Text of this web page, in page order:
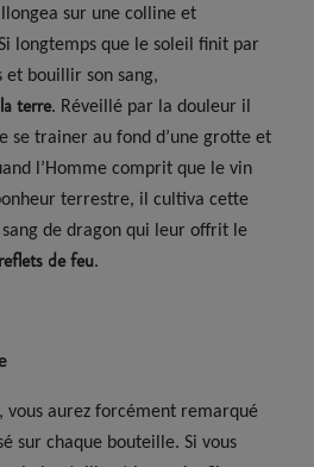
sur une colline et
longtemps que le soleil finit par
et bouillir son sang,
terre. Réveillé par la douleur il
se trainer au fond d’une grotte et
l’Homme comprit que le vin
terrestre, il cultiva cette
de dragon qui leur offrit le
de feu.
, vous aurez forcément remarqué
sur chaque bouteille. Si vous